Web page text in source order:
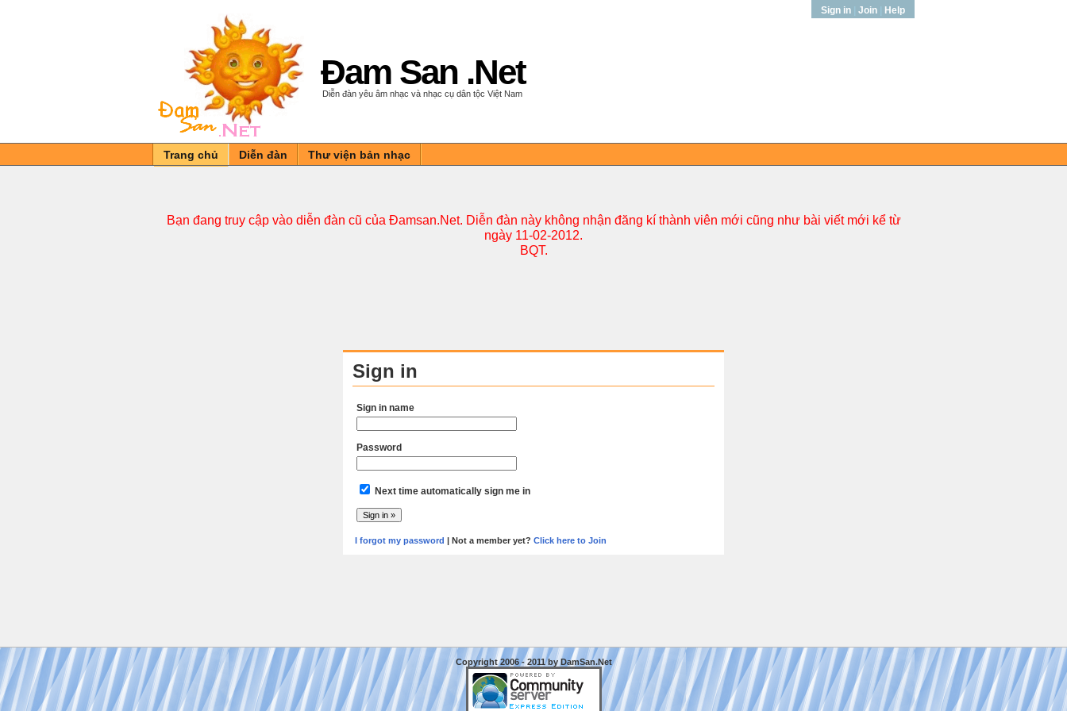
Đam San .Net
Diễn đàn yêu âm nhạc và nhạc cụ dân tộc Việt Nam
Sign in Join Help
Trang chủ Diễn đàn Thư viện bản nhạc
Bạn đang truy cập vào diễn đàn cũ của Đamsan.Net. Diễn đàn này không nhận đăng kí thành viên mới cũng như bài viết mới kể từ
ngày 11-02-2012.
BQT.
Sign in
Sign in name
Password
Next time automatically sign me in
I forgot my password | Not a member yet? Click here to Join
Copyright 2006 - 2011 by DamSan.Net